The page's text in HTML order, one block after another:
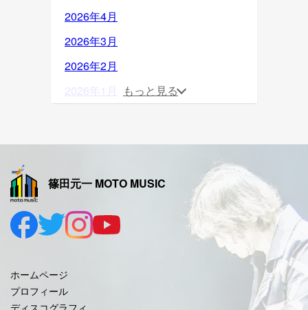
2026年4月
2026年3月
2026年2月
2026年1月
2025年9月
2025年8月
2025年7月
2025年5月
もっと見る
篠田元一 MOTO MUSIC
ホームページ
プロフィール
ディスコグラフィ